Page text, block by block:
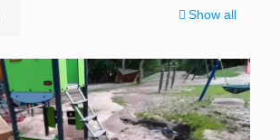
Show all